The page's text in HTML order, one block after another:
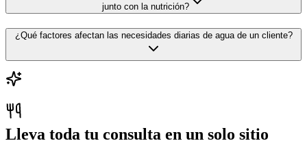
junto con la nutrición?
¿Qué factores afectan las necesidades diarias de agua de un cliente?
Lleva toda tu consulta en un solo sitio